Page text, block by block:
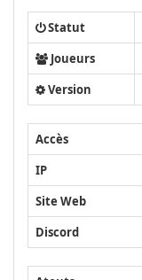
Statut
Joueurs
Version
Accès
IP
Site Web
Discord